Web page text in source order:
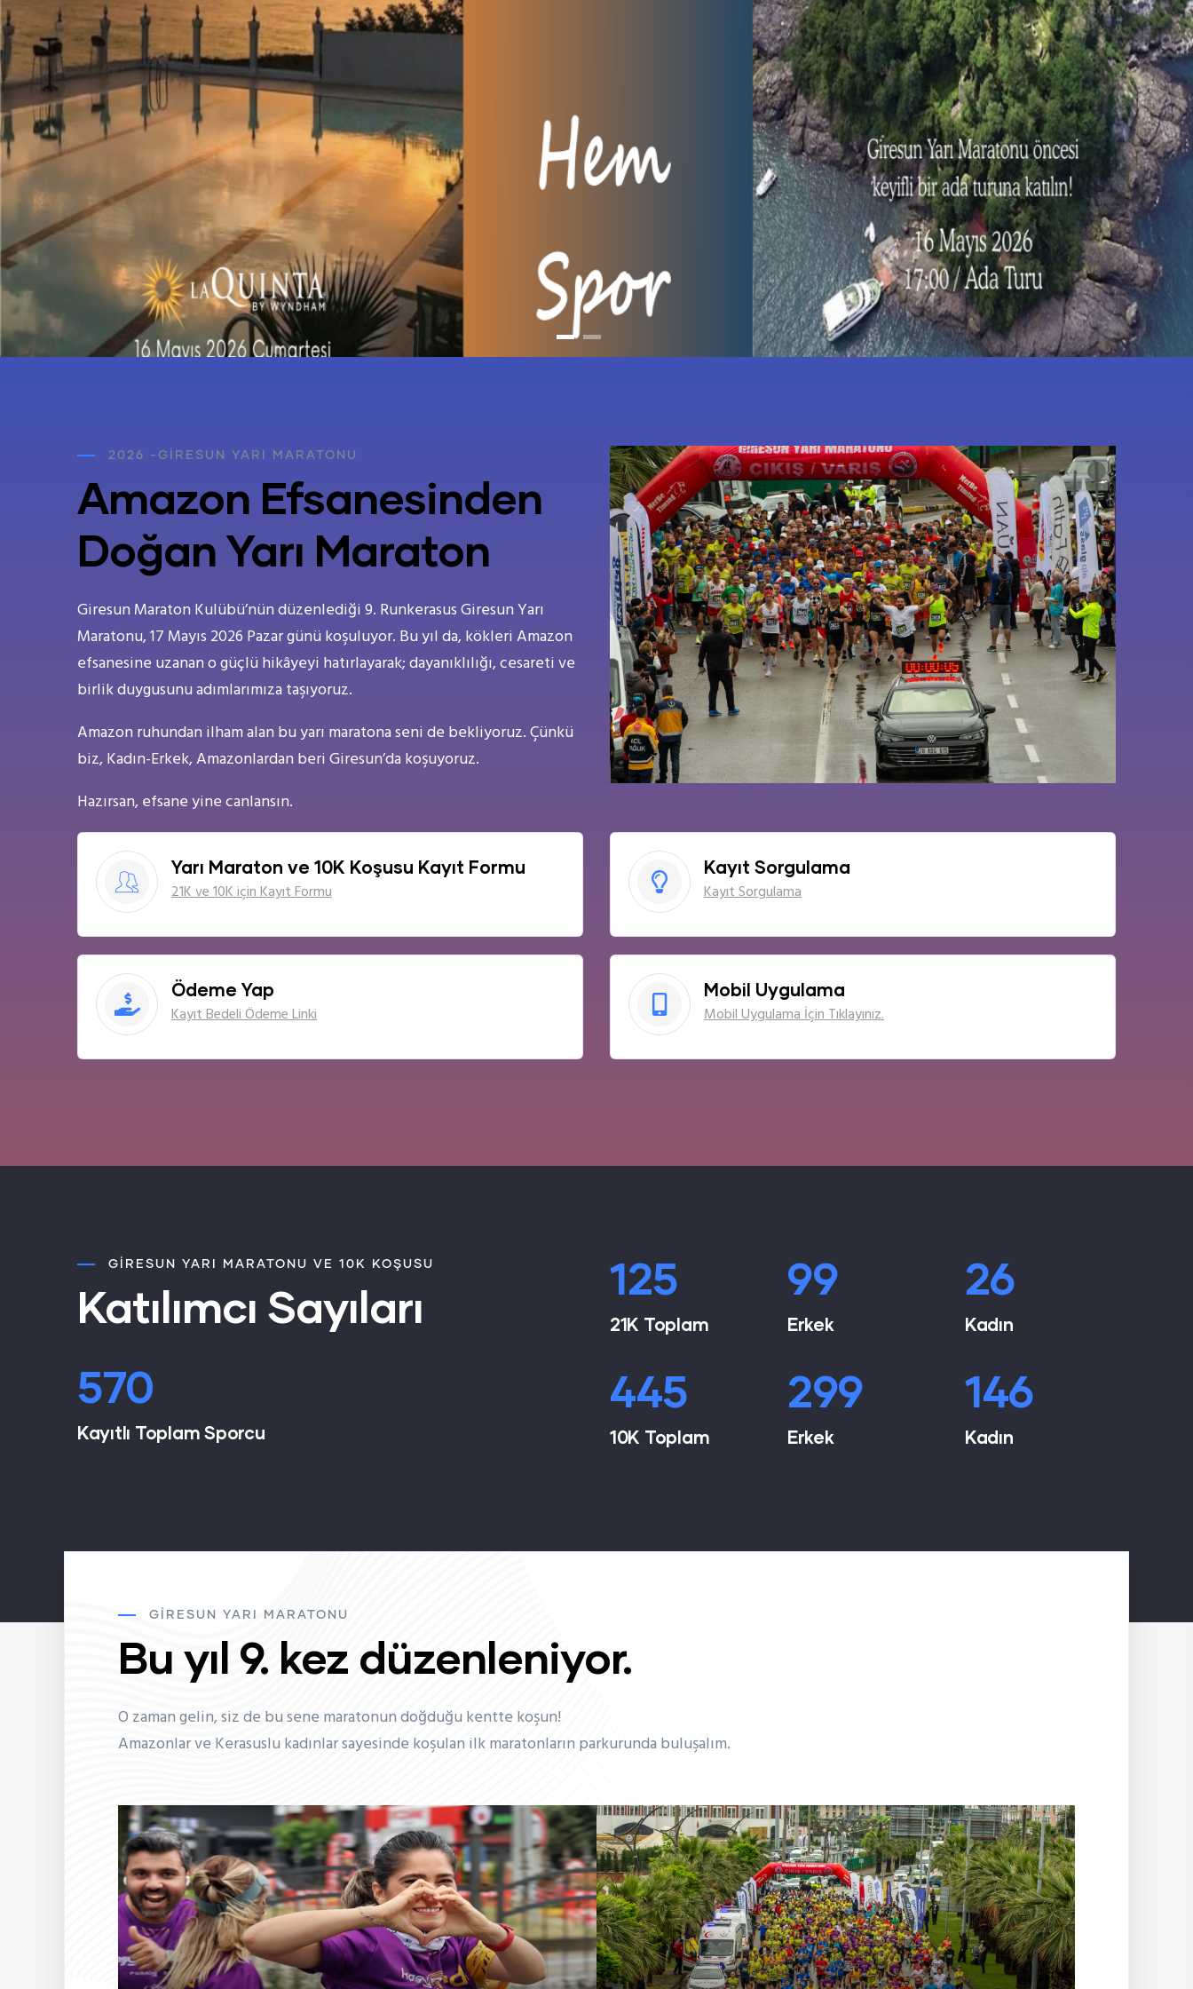
2026 -GIRESUN YARI MARATONU
Amazon Efsanesinden
Doğan Yarı Maraton
Giresun Maraton Kulübü’nün düzenlediği 9. Runkerasus Giresun Yarı
Maratonu, 17 Mayıs 2026 Pazar günü koşuluyor. Bu yıl da, kökleri Amazon
efsanesine uzanan o güçlü hikâyeyi hatırlayarak; dayanıklılığı, cesareti ve
birlik duygusunu adımlarımıza taşıyoruz.
Amazon ruhundan ilham alan bu yarı maratona seni de bekliyoruz. Çünkü
biz, Kadın-Erkek, Amazonlardan beri Giresun’da koşuyoruz.
Hazırsan, efsane yine canlansın.
Yarı Maraton ve 10K Koşusu Kayıt Formu
21K ve 10K için Kayıt Formu
Ödeme Yap
Kayıt Bedeli Ödeme Linki
Kayıt Sorgulama
Kayıt Sorgulama
Mobil Uygulama
Mobil Uygulama İçin Tıklayınız.
GIRESUN YARI MARATONU VE 10K KOŞUSU
Katılımcı Sayıları
764
Kayıtlı Toplam Sporcu
168
21K Toplam
596
10K Toplam
133
Erkek
401
Erkek
35
Kadın
195
Kadın
GIRESUN YARI MARATONU
Bu yıl 9. kez düzenleniyor.
O zaman gelin, siz de bu sene maratonun doğduğu kentte koşun!
Amazonlar ve Kerasuslu kadınlar sayesinde koşulan ilk maratonların parkurunda buluşalım.